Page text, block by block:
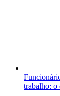
trabalho: o